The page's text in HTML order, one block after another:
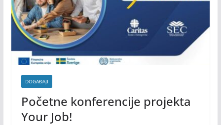
DOGAĐAJI
Početne konferencije projekta
Your Job!